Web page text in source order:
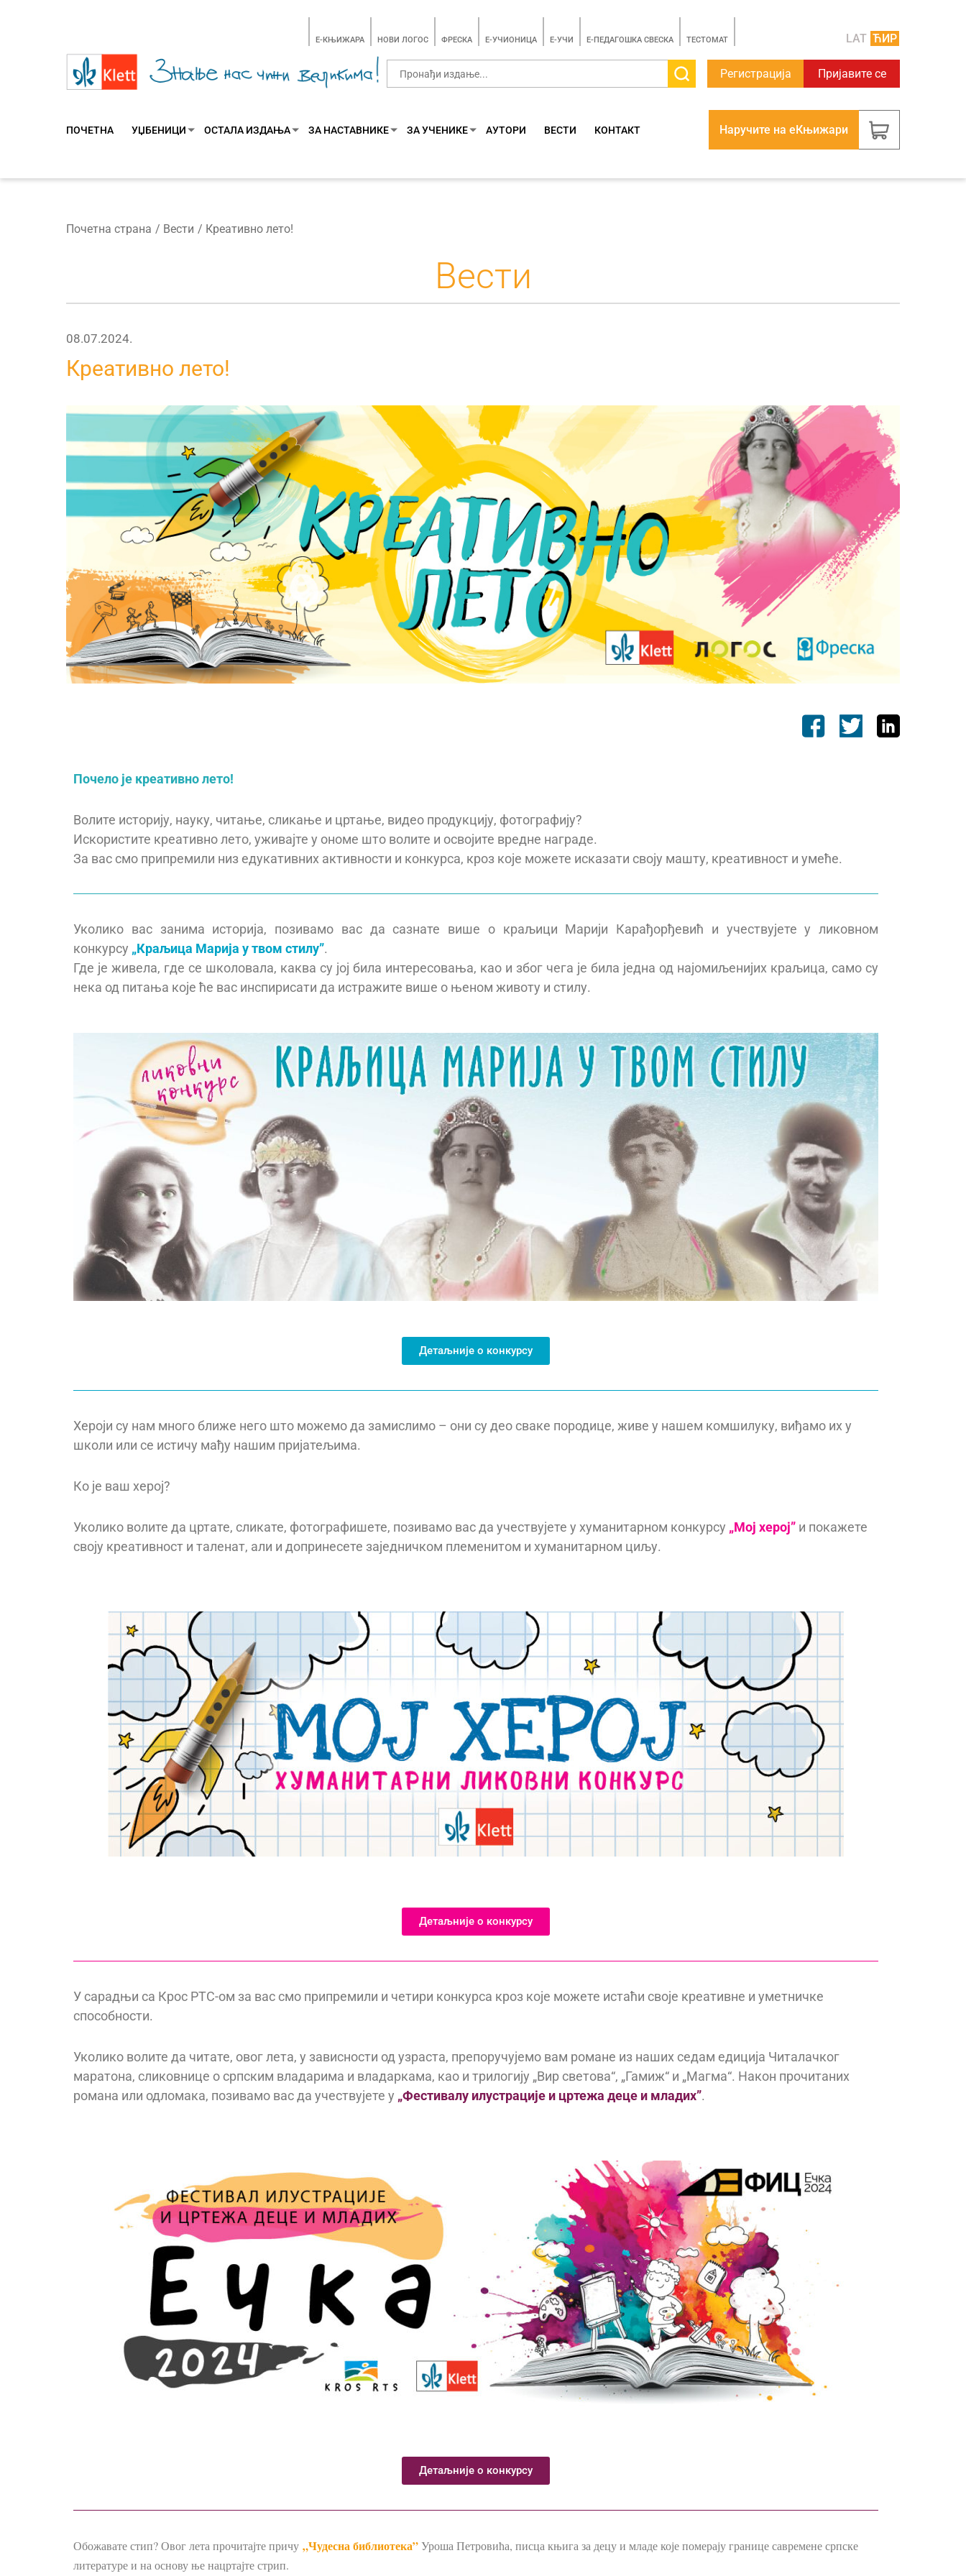
E-КЊИЖАРА НОВИ ЛОГОС ФРЕСКА E-УЧИОНИЦА E-УЧИ Е-ПЕДАГОШКА СВЕСКА TЕСТОМАТ LAT ЋИР
Регистрација Пријавите се
ПОЧЕТНА УЏБЕНИЦИ ОСТАЛА ИЗДАЊА ЗА НАСТАВНИКЕ ЗА УЧЕНИКЕ АУТОРИ ВЕСТИ КОНТАКТ Наручите на еКњижари
Почетна страна Вести Креативно лето!
Вести
08.07.2024.
Креативно лето!
Почело је креативно лето!
Волите историју, науку, читање, сликање и цртање, видео продукцију, фотографију?
Искористите креативно лето, уживајте у ономе што волите и освојите вредне награде.
За вас смо припремили низ едукативних активности и конкурса, кроз које можете исказати своју машту, креативност и умеће.
Уколико вас занима историја, позивамо вас да сазнате више о краљици Марији Карађорђевић и учествујете у ликовном
конкурсу „Краљица Марија у твом стилу”.
Где је живела, где се школовала, каква су јој била интересовања, као и због чега је била једна од најомиљенијих краљица, само су
нека од питања које ће вас инспирисати да истражите више о њеном животу и стилу.
Детаљније о конкурсу
Хероји су нам много ближе него што можемо да замислимо – они су део сваке породице, живе у нашем комшилуку, виђамо их у
школи или се истичу мађу нашим пријатељима.
Ко је ваш херој?
Уколико волите да цртате, сликате, фотографишете, позивамо вас да учествујете у хуманитарном конкурсу „Мој херој” и покажете
своју креативност и таленат, али и допринесете заједничком племенитом и хуманитарном циљу.
Детаљније о конкурсу
У сарадњи са Крос РТС-ом за вас смо припремили и четири конкурса кроз које можете истаћи своје креативне и уметничке
способности.
Уколико волите да читате, овог лета, у зависности од узраста, препоручујемо вам романе из наших седам едиција Читалачког
маратона, сликовнице о српским владарима и владаркама, као и трилогију „Вир светова“, „Гамиж“ и „Магма“. Након прочитаних
романа или одломака, позивамо вас да учествујете у „Фестивалу илустрације и цртежа деце и младих”.
Детаљније о конкурсу
Обожавате стип? Овог лета прочитајте причу „Чудесна библиотека”Уроша Петровића, писца књига за децу и младе које померају границе савремене српске
литературе и на основу ње нацртајте стрип.